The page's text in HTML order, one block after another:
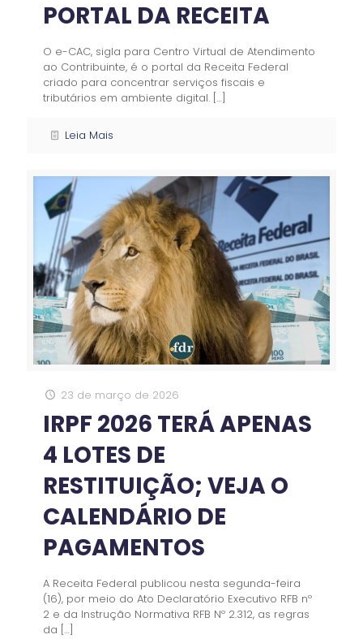
PORTAL DA RECEITA
O e-CAC, sigla para Centro Virtual de Atendimento
ao Contribuinte, é o portal da Receita Federal
criado para concentrar serviços fiscais e
tributários em ambiente digital. […]
Leia Mais
23 de março de 2026
IRPF 2026 TERÁ APENAS
4 LOTES DE
RESTITUIÇÃO; VEJA O
CALENDÁRIO DE
PAGAMENTOS
A Receita Federal publicou nesta segunda-feira
(16), por meio do Ato Declaratório Executivo RFB nº
2 e da Instrução Normativa RFB Nº 2.312, as regras
da […]